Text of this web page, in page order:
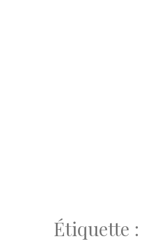
Étiquette :